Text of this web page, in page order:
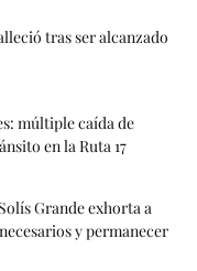
tras ser alcanzado
múltiple caída de
en la Ruta 17
Grande exhorta a
y permanecer